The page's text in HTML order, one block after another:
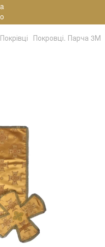
Покрівці Покровці. Парча 3М